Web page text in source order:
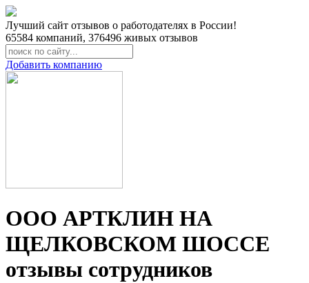
Лучший сайт отзывов о работодателях в России!
65584 компаний, 376496 живых отзывов
Добавить компанию
ООО АРТКЛИН НА
ЩЕЛКОВСКОМ ШОССЕ
отзывы сотрудников